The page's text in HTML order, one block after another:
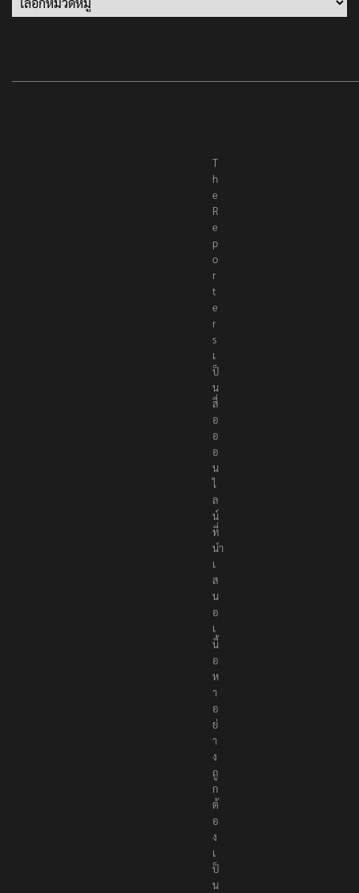
T
h
e
R
e
p
o
r
t
e
r
s
เ
ป็
น
สื่
อ
อ
อ
น
ไ
ล
น์
ที่
นำ
เ
ส
น
อ
เ
นื้
อ
ห
า
อ
ย่
า
ง
ถู
ก
ต้
อ
ง
เ
ป็
น